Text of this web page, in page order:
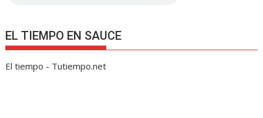
EL TIEMPO EN SAUCE
El tiempo - Tutiempo.net